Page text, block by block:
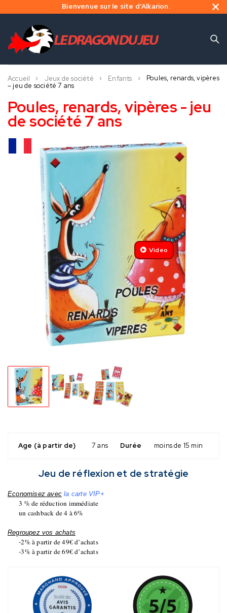
Bienvenue sur le site d'Alkarion.
Accueil Jeux de société Enfants
Poules, renards, vipères
– jeu de société 7 ans
Poules, renards, vipères - jeu
de société 7 ans
Video
Age (à partir de) 7 ans Durée moins de 15 min
Jeu de réflexion et de stratégie
Economisez avec la carte VIP+
3 % de réduction immédiate
un cashback de 4 à 6%
Regroupez vos achats
-2% à partir de 49€ d’achats
-3% à partir de 69€ d’achats